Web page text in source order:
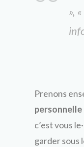
»,
Prenons
personnelle
c’est vous
garder sous